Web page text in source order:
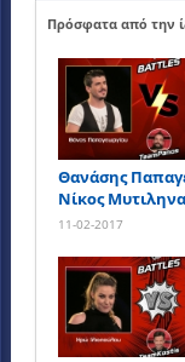
Πρόσφατα από την
Θανάσης
Νίκος
11-02-2017